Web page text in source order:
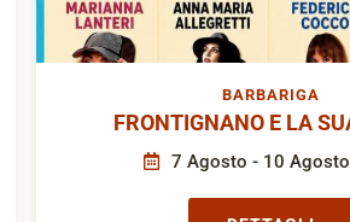
BARBARIGA
FRONTIGNANO E LA
7 Agosto - 10